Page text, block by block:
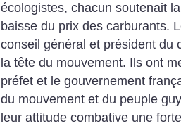
écologistes, chacun soutenait
baisse du prix des carburants.
conseil général et président du
la tête du mouvement. Ils ont
préfet et le gouvernement
du mouvement et du peuple
leur attitude combative une